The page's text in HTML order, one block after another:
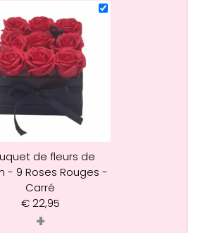
de fleurs de
- 9 Roses Rouges -
Carré
€22,95
+